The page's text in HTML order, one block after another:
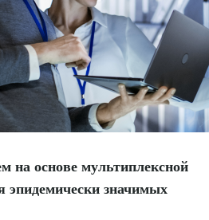
на основе мультиплексной
значимых